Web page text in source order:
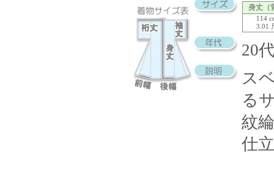
身丈（
114
3.01
20
ス
る
紋
仕